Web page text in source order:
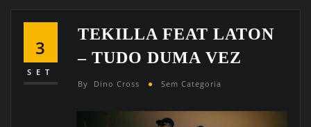
3
SET
TEKILLA FEAT LATON
– TUDO DUMA VEZ
By Dino Cross Sem Categoria